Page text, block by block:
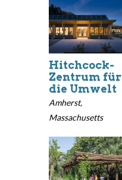
Hitchcock-
Zentrum für
die Umwelt
Amherst,
Massachusetts